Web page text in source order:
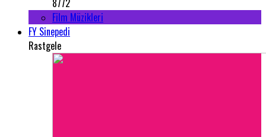
8772
Film Müzikleri
FY Sinepedi
Rastgele